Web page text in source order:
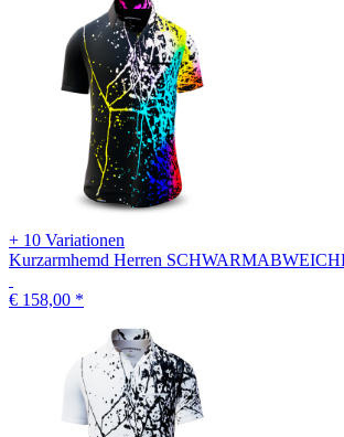
+ 10 Variationen
Kurzarmhemd Herren
€ 158,00 *